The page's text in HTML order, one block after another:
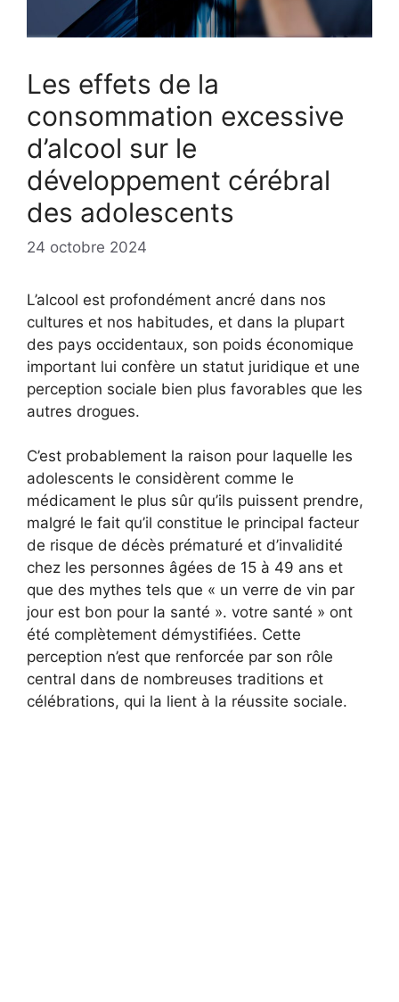
Les effets de la
consommation excessive
d’alcool sur le
développement cérébral
des adolescents
24 octobre 2024
L’alcool est profondément ancré dans nos
cultures et nos habitudes, et dans la plupart
des pays occidentaux, son poids économique
important lui confère un statut juridique et une
perception sociale bien plus favorables que les
autres drogues.
C’est probablement la raison pour laquelle les
adolescents le considèrent comme le
médicament le plus sûr qu’ils puissent prendre,
malgré le fait qu’il constitue le principal facteur
de risque de décès prématuré et d’invalidité
chez les personnes âgées de 15 à 49 ans et
que des mythes tels que « un verre de vin par
jour est bon pour la santé ». votre santé » ont
été complètement démystifiées. Cette
perception n’est que renforcée par son rôle
central dans de nombreuses traditions et
célébrations, qui la lient à la réussite sociale.